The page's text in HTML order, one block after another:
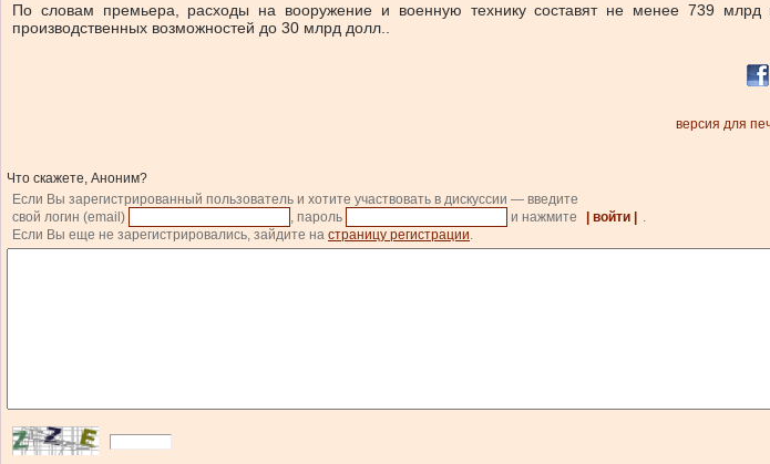
По словам премьера, расходы на вооружение и военную технику составят не менее 739
производственных возможностей до 30 млрд долл.
версия для
Что скажете, Аноним?
Если Вы зарегистрированный пользователь и хотите участвовать в дискуссии — введите
свой логин (email)
, пароль и нажмите | войти |
.
Если Вы еще не зарегистрировались, зайдите на страницу регистрации.